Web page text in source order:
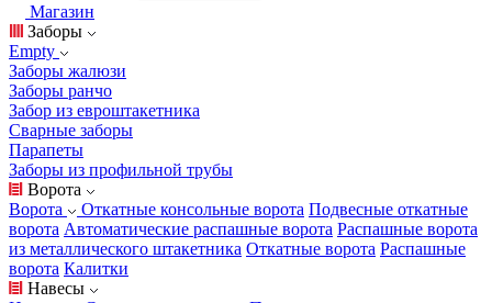
Магазин
Заборы
Empty
Заборы жалюзи
Заборы ранчо
Забор из евроштакетника
Сварные заборы
Парапеты
Заборы из профильной трубы
Ворота
Ворота
Откатные консольные ворота Подвесные откатные
ворота Автоматические распашные ворота Распашные ворота
из металлического штакетника Откатные ворота Распашные
ворота Калитки
Навесы